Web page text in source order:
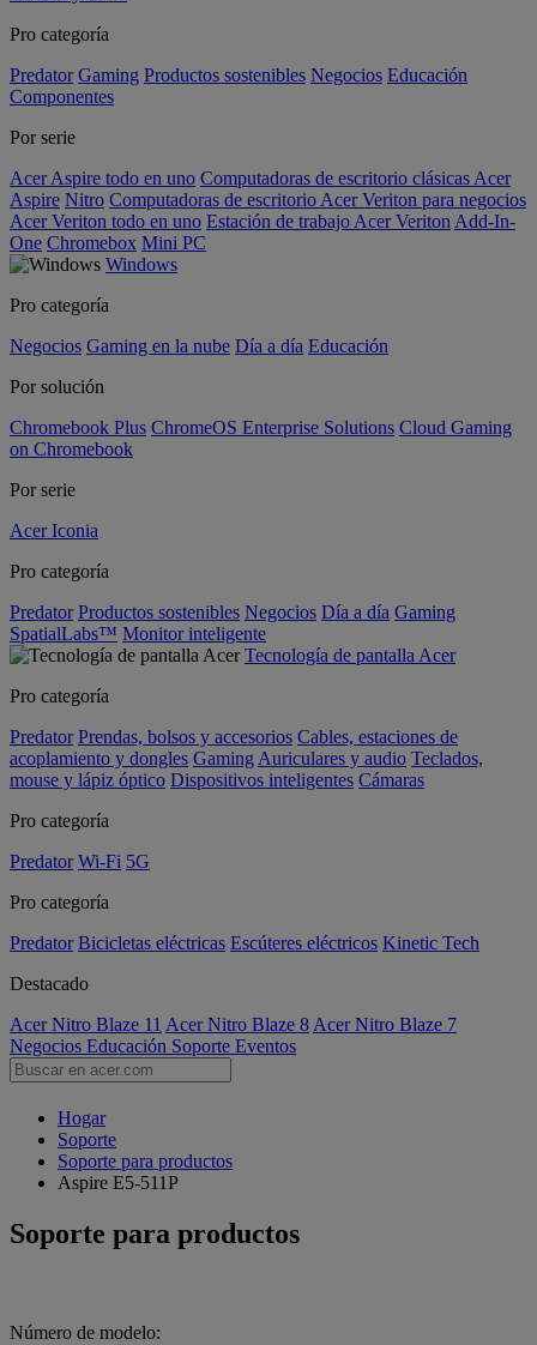
Pro categoría
Predator Gaming Productos sostenibles Negocios Educación
Componentes
Por serie
Acer Aspire todo en uno Computadoras de escritorio clásicas Acer
Aspire Nitro Computadoras de escritorio Acer Veriton para negocios
Acer Veriton todo en uno Estación de trabajo Acer Veriton Add-In-
One Chromebox Mini PC
Windows
Pro categoría
Negocios Gaming en la nube Día a día Educación
Por solución
Chromebook Plus ChromeOS Enterprise Solutions Cloud Gaming
on Chromebook
Por serie
Acer Iconia
Pro categoría
Predator Productos sostenibles Negocios Día a día Gaming
SpatialLabs™ Monitor inteligente
Tecnología de pantalla Acer
Pro categoría
Predator Prendas, bolsos y accesorios Cables, estaciones de
acoplamiento y dongles Gaming Auriculares y audio Teclados,
mouse y lápiz óptico Dispositivos inteligentes Cámaras
Pro categoría
Predator Wi-Fi 5G
Pro categoría
Predator Bicicletas eléctricas Escúteres eléctricos Kinetic Tech
Destacado
Acer Nitro Blaze 11 Acer Nitro Blaze 8 Acer Nitro Blaze 7
Negocios Educación Soporte Eventos
Hogar
Soporte
Soporte para productos
Aspire E5-511P
Soporte para productos
Número de modelo: